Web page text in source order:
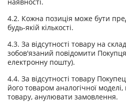
4.2. Кожна позиція може бути
будь-якій кількості.
4.3. За відсутності товару на
зобов'язаний повідомити
електронну пошту).
4.4. За відсутності товару
його товаром аналогічної
товару, анулювати замовлення.